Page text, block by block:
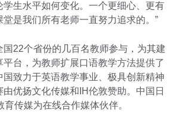
学生水平如何变化。一个更细心、更有
是我们所有老师一直努力追求的。”
国22个省份的几百名教师参与，为其建
平台，为教师扩展口语教学方法提供了
国致力于英语教学事业、极具创新精神
优扬文化传媒和IH伦敦赞助。中国日
传媒为在线合作媒体伙伴。